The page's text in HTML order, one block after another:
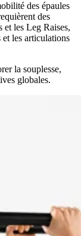
des épaules
des
et les Leg Raises,
les articulations
la souplesse,
globales.